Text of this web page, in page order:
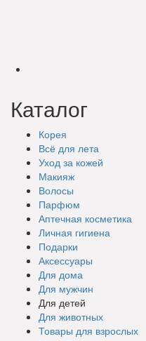
Каталог
Корея
Всё для лета
Уход за кожей
Макияж
Волосы
Парфюм
Аптечная косметика
Личная гигиена
Подарки
Аксессуары
Для дома
Для мужчин
Для детей
Для животных
Товары для взрослых